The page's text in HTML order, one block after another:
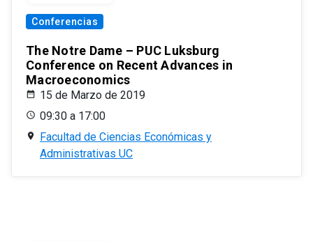
Conferencias
The Notre Dame – PUC Luksburg
Conference on Recent Advances in
Macroeconomics
15 de Marzo de 2019
09:30 a 17:00
Facultad de Ciencias Económicas y
Administrativas UC